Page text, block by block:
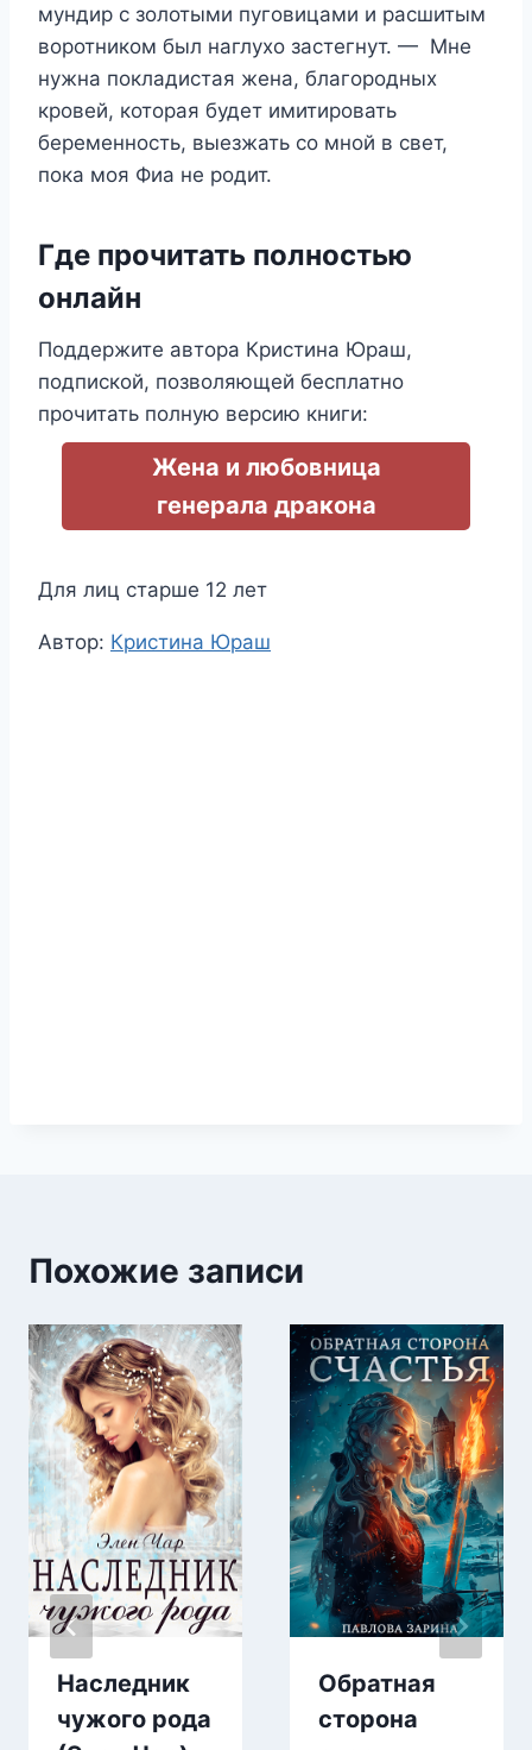
мундир с золотыми пуговицами и расшитым
воротником был наглухо застегнут. — Мне
нужна покладистая жена, благородных
кровей, которая будет имитировать
беременность, выезжать со мной в свет,
пока моя Фиа не родит.
Где прочитать полностью
онлайн
Поддержите автора Кристина Юраш,
подпиской, позволяющей бесплатно
прочитать полную версию книги:
Жена и любовница
генерала дракона
Для лиц старше 12 лет
Метки
Автор: Кристина Юраш
Похожие записи
Наследник
чужого рода
Обратная
сторона